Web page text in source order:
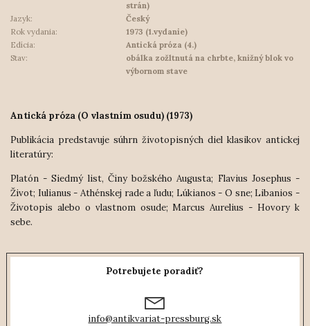
strán)
Jazyk:
Český
Rok vydania:
1973 (1.vydanie)
Edícia:
Antická próza (4.)
Stav:
obálka zožltnutá na chrbte, knižný blok vo
výbornom stave
Antická próza (O vlastním osudu) (1973)
Publikácia predstavuje súhrn životopisných diel klasikov antickej
literatúry:
Platón - Siedmý list, Činy božského Augusta; Flavius Josephus -
Život; Iulianus - Athénskej rade a ľudu; Lúkianos - O sne; Libanios -
Životopis alebo o vlastnom osude; Marcus Aurelius - Hovory k
sebe.
Potrebujete poradiť?
info@antikvariat-pressburg.sk